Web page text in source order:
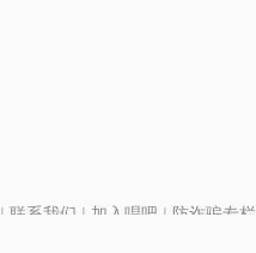
| 联系我们 | 加入唱吧 | 防诈骗专栏